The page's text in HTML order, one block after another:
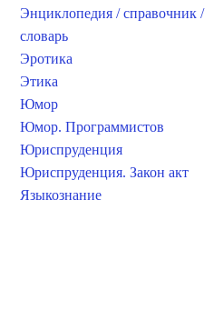
Энциклопедия / справочник /
словарь
Эротика
Этика
Юмор
Юмор. Программистов
Юриспруденция
Юриспруденция. Закон акт
Языкознание